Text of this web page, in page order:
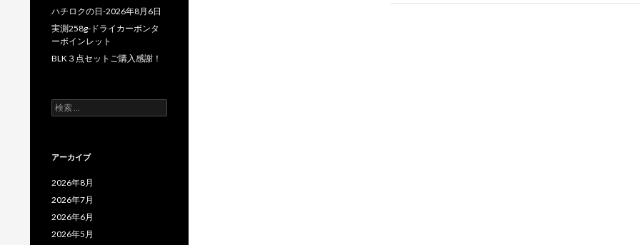
ハチロクの日-2026年8月6日
実測258g-ドライカーボンタ
ーボインレット
BLK３点セットご購入感謝！
検
索
アーカイブ
2026年8月
2026年7月
2026年6月
2026年5月